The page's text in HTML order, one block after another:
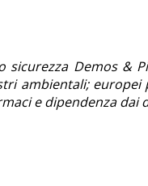
sicurezza Demos &
ambientali; europei
e dipendenza dai